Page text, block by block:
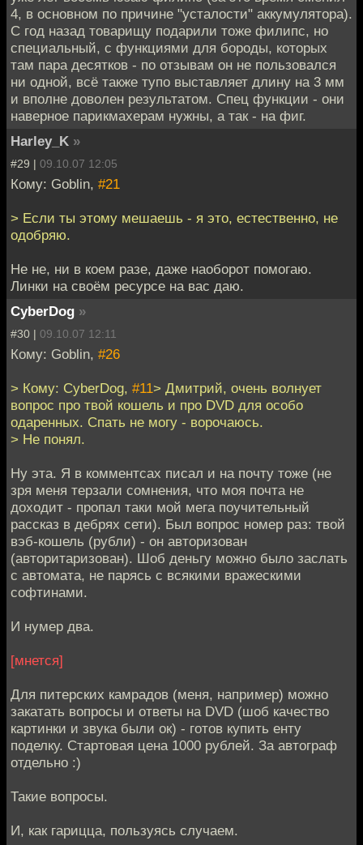
4, в основном по причине "усталости" аккумулятора).
С год назад товарищу подарили тоже филипс, но
специальный, с функциями для бороды, которых
там пара десятков - по отзывам он не пользовался
ни одной, всё также тупо выставляет длину на 3 мм
и вполне доволен результатом. Спец функции - они
наверное парикмахерам нужны, а так - на фиг.
Harley_K »
#29 | 09.10.07 12:05
Кому: Goblin, #21
> Если ты этому мешаешь - я это, естественно, не
одобряю.
Не не, ни в коем разе, даже наоборот помогаю.
Линки на своём ресурсе на вас даю.
CyberDog »
#30 | 09.10.07 12:11
Кому: Goblin, #26
> Кому: CyberDog, #11> Дмитрий, очень волнует
вопрос про твой кошель и про DVD для особо
одаренных. Спать не могу - ворочаюсь.
> Не понял.
Ну эта. Я в комментсах писал и на почту тоже (не
зря меня терзали сомнения, что моя почта не
доходит - пропал таки мой мега поучительный
рассказ в дебрях сети). Был вопрос номер раз: твой
вэб-кошель (рубли) - он авторизован
(авторитаризован). Шоб деньгу можно было заслать
с автомата, не парясь с всякими вражескими
софтинами.
И нумер два.
[мнется]
Для питерских камрадов (меня, например) можно
закатать вопросы и ответы на DVD (шоб качество
картинки и звука были ок) - готов купить енту
поделку. Стартовая цена 1000 рублей. За автограф
отдельно :)
Такие вопросы.
И, как гарицца, пользуясь случаем.